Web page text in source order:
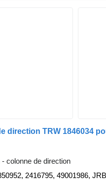
colonne de direction
2416795, 49001986,